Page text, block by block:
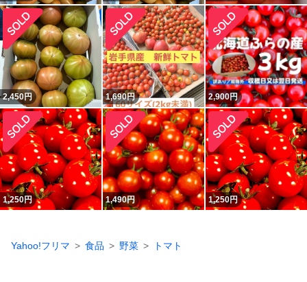
2,450円 1,690円 2,900円
1,250円 1,490円 1,250円
Yahoo!フリマ 食品 野菜 トマト